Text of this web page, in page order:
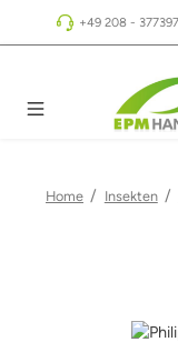
Zum Hauptinhalt
+49 208 -
Home / Insekten /
Bildergalerie